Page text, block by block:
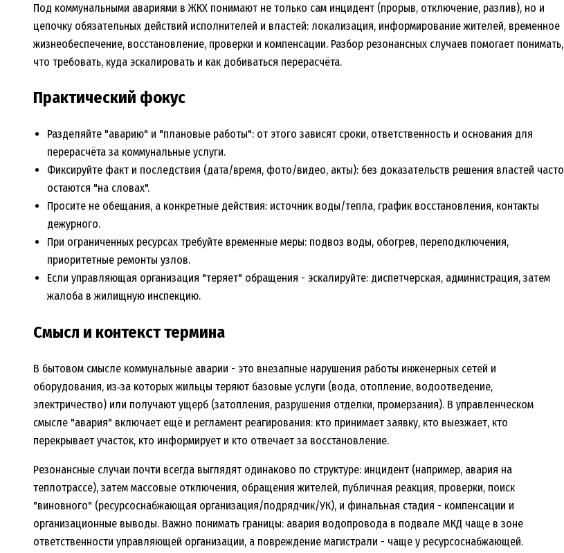
Под коммунальными авариями в ЖКХ понимают не только сам инцидент (прорыв, отключение, разлив), но и
цепочку обязательных действий исполнителей и властей: локализация, информирование жителей, временное
жизнеобеспечение, восстановление, проверки и компенсации. Разбор резонансных случаев помогает понимать,
что требовать, куда эскалировать и как добиваться перерасчёта.
Практический фокус
Разделяйте "аварию" и "плановые работы": от этого зависят сроки, ответственность и основания для
перерасчёта за коммунальные услуги.
Фиксируйте факт и последствия (дата/время, фото/видео, акты): без доказательств решения властей часто
остаются "на словах".
Просите не обещания, а конкретные действия: источник воды/тепла, график восстановления, контакты
дежурного.
При ограниченных ресурсах требуйте временные меры: подвоз воды, обогрев, переподключения,
приоритетные ремонты узлов.
Если управляющая организация "теряет" обращения - эскалируйте: диспетчерская, администрация, затем
жалоба в жилищную инспекцию.
Смысл и контекст термина
В бытовом смысле коммунальные аварии - это внезапные нарушения работы инженерных сетей и
оборудования, из‑за которых жильцы теряют базовые услуги (вода, отопление, водоотведение,
электричество) или получают ущерб (затопления, разрушения отделки, промерзания). В управленческом
смысле "авария" включает ещё и регламент реагирования: кто принимает заявку, кто выезжает, кто
перекрывает участок, кто информирует и кто отвечает за восстановление.
Резонансные случаи почти всегда выглядят одинаково по структуре: инцидент (например, авария на
теплотрассе), затем массовые отключения, обращения жителей, публичная реакция, проверки, поиск
"виновного" (ресурсоснабжающая организация/подрядчик/УК), и финальная стадия - компенсации и
организационные выводы. Важно понимать границы: авария водопровода в подвале МКД чаще в зоне
ответственности управляющей организации, а повреждение магистрали - чаще у ресурсоснабжающей.